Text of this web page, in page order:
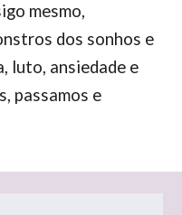
mesmo,
dos sonhos e
luto, ansiedade e
passamos e